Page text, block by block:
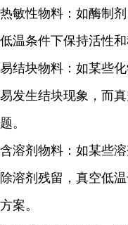
热敏性物料：如酶制
低温条件下保持活性和
易结块物料：如某些
易发生结块现象，而
题。
含溶剂物料：如某些
除溶剂残留，真空低
方案。